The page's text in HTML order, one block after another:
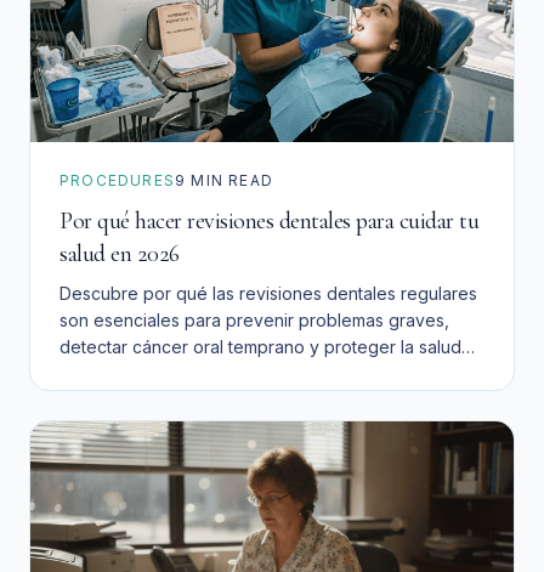
PROCEDURES 9 MIN READ
Por qué hacer revisiones dentales para cuidar tu
salud en 2026
Descubre por qué las revisiones dentales regulares
son esenciales para prevenir problemas graves,
detectar cáncer oral temprano y proteger la salud